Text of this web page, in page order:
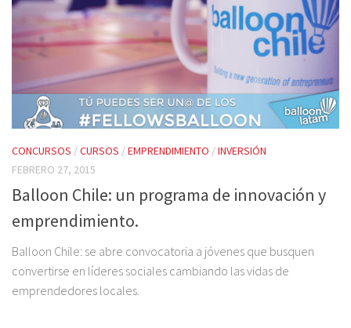
CONCURSOS /CURSOS /EMPRENDIMIENTO /INVERSIÓN
FEBRERO 27, 2015
Balloon Chile: un programa de innovación y
emprendimiento.
Balloon Chile: se abre convocatoria a jóvenes que busquen
convertirse en líderes sociales cambiando las vidas de
emprendedores locales.